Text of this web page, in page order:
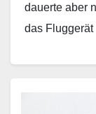
dauerte aber
das